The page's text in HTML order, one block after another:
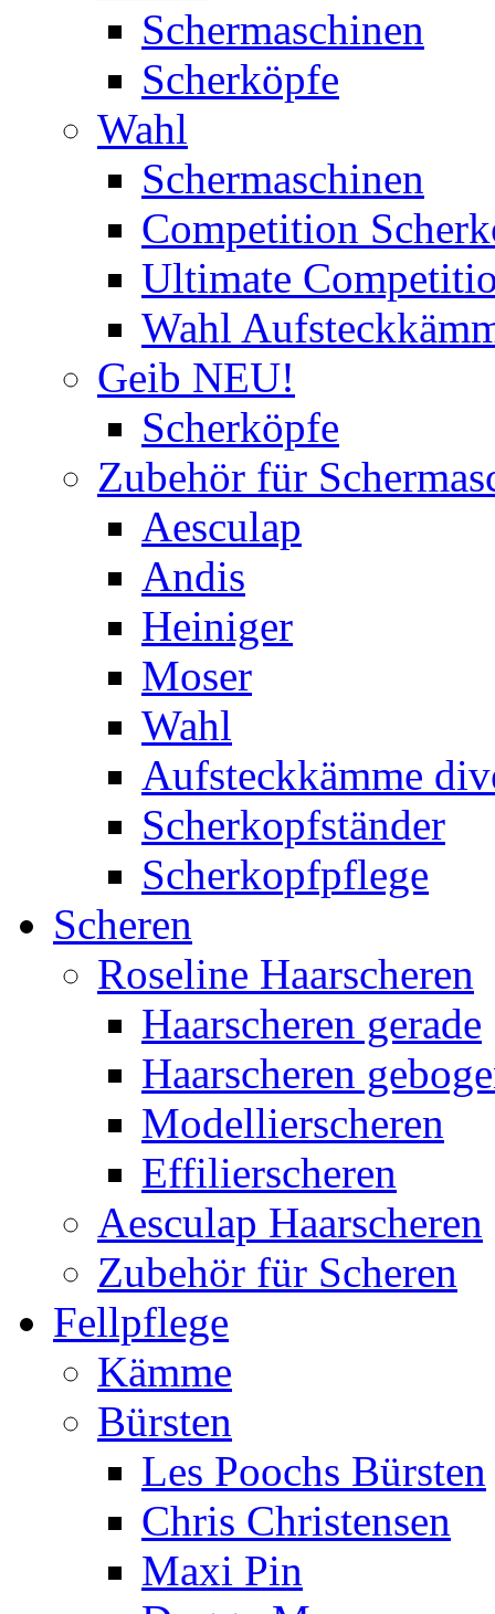
Schermaschinen
Scherköpfe
Wahl
Schermaschinen
Competition
Ultimate
Wahl
Geib NEU!
Scherköpfe
Zubehör für
Aesculap
Andis
Heiniger
Moser
Wahl
Aufsteckkämme
Scherkopfständer
Scherkopfpflege
Scheren
Roseline Haarscheren
Haarscheren gerade
Haarscheren
Modellierscheren
Effilierscheren
Aesculap Haarscheren
Zubehör für Scheren
Fellpflege
Kämme
Bürsten
Les Poochs Bürsten
Chris Christensen
Maxi Pin